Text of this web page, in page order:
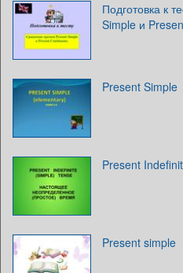
Подготовка к
Simple и
Present Simple
Present
Present simple